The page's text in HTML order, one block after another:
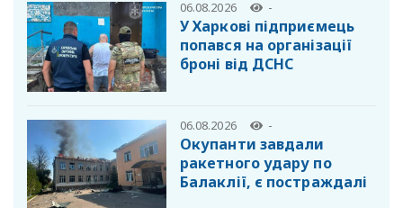
06.08.2026 -
У Харкові підприємець
попався на організації
броні від ДСНС
06.08.2026 -
Окупанти завдали
ракетного удару по
Балаклії, є постраждалі